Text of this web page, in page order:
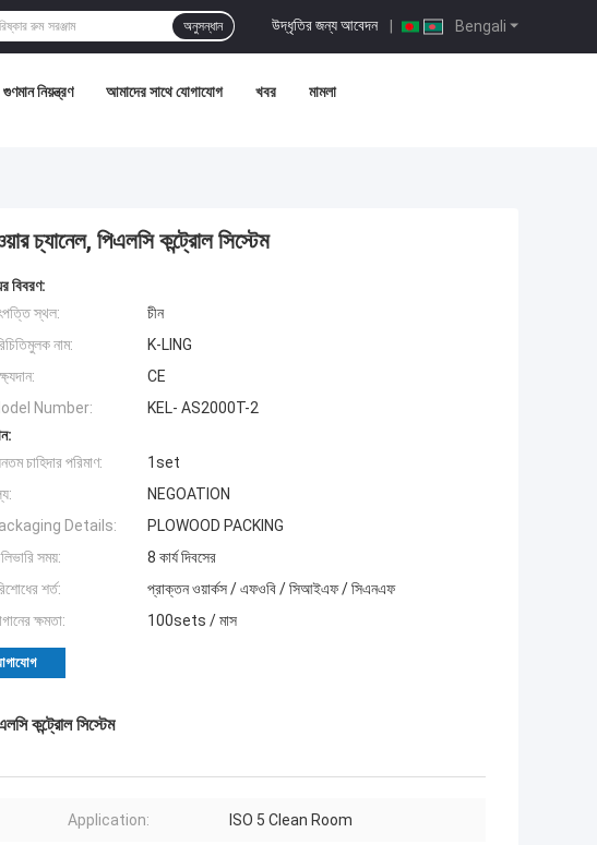
Bengali
উদ্ধৃতির জন্য আবেদন |
অনুসন্ধান
গুণমান নিয়ন্ত্রণ আমাদের সাথে যোগাযোগ খবর মামলা
চ্যানেল, পিএলসি কন্ট্রোল সিস্টেম
বিবরণ:
স্থল:
চীন
নাম:
K-LING
CE
Number:
KEL- AS2000T-2
চাহিদার পরিমাণ:
1set
NEGOATION
Details:
PLOWOOD PACKING
সময়:
8 কার্য দিবসের
শর্ত:
প্রাক্তন ওয়ার্কস / এফওবি / সিআইএফ / সিএনএফ
ক্ষমতা:
100sets / মাস
কন্ট্রোল সিস্টেম
Application: ISO 5 Clean Room